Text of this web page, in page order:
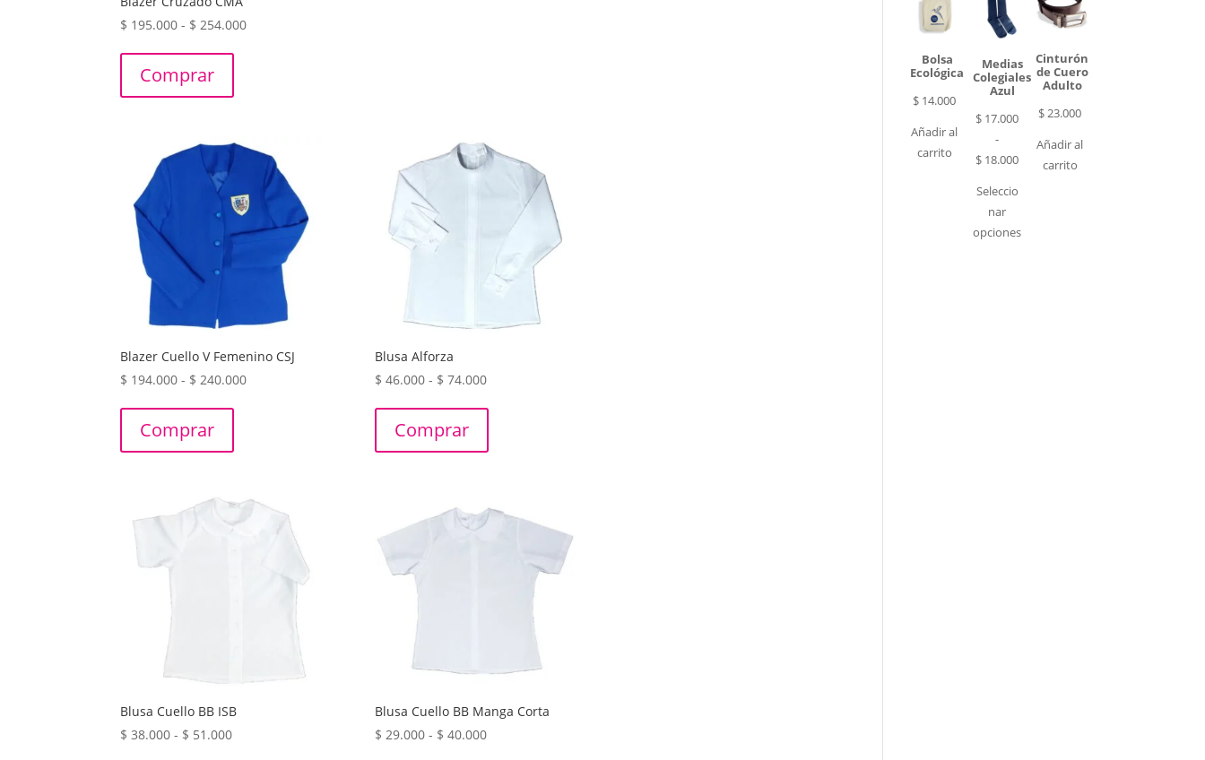
$ 195.000 - $ 254.000Rango
$ 254.000
Comprar
Blazer Cuello V Femenino CSJ
$ 194.000 - $ 240.000Rango
$ 240.000
Comprar
Blusa Alforza
$ 46.000 - $ 74.000Rango
Comprar
Blusa Cuello BB ISB
$ 38.000 - $ 51.000Rango
Blusa Cuello BB Manga Corta
$ 29.000 - $ 40.000Rango
Bolsa
Ecológica
$ 14.000
Añadir al
carrito
Medias
Colegiales
Azul
$ 17.000
-
$ 18.000Rango
$ 17.000
Seleccio
nar
opciones
Cinturón
de Cuero
Adulto
$23.000
Añadir al
carrito